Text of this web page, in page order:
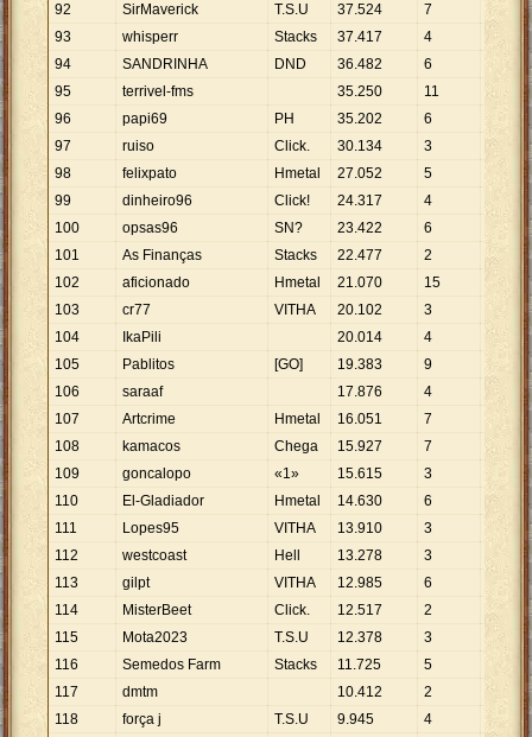
92
SirMaverick T.S.U 37.524 7
361
93
whisperr Stacks 37.417 4
94
SANDRINHA DND 36.482 6
080
95
terrivel-fms 35.250 11
96
papi69 PH 35.202 6
97
ruiso Click. 30.134 3 10
045
98
felixpato Hmetal 27.052 5
410
99
dinheiro96 Click! 24.317 4 6
100
opsas96 SN? 23.422 6
904
101
As Finanças Stacks 22.477 2 11
239
102
aficionado Hmetal 21.070 15 .
103
cr77 VITHA 20.102 3
104
IkaPili 20.014 4 5 004
105
Pablitos [GO] 19.383 9
154
106
saraaf 17.876 4
107
Artcrime Hmetal 16.051 7
293
108
kamacos Chega 15.927 7
109
goncalopo «1» 15.615 3
110
El-Gladiador Hmetal 14.630 6 2
111
Lopes95 VITHA 13.910 3
637
112
westcoast Hell 13.278 3 4
113
gilpt VITHA 12.985 6
114
MisterBeet Click. 12.517 2 6
115
Mota2023 T.S.U 12.378 3 .
116
Semedos Farm Stacks 11.725 5
117
dmtm 10.412 2 5 206
118
força j T.S.U 9.945 4
486